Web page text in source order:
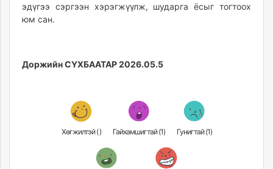
эдүгээ сэргээн хэрэгжүүлж, шударга ёсыг тогтоох
юм сан.
Доржийн СҮХБААТАР 2026.05.5
Хөгжилтэй () Гайхамшигтай (1) Гунигтай (1)